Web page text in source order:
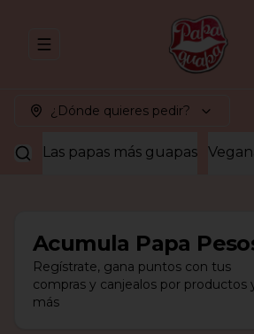
Abrir menu de navegación
¿Dónde quieres pedir?
Las papas más guapas
Acumula Papa
Regístrate, gana puntos con tus
compras y canjealos por productos
más